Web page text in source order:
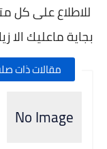
للاطلاع على كل
بجاية ماعليك الا
مقالات ذات